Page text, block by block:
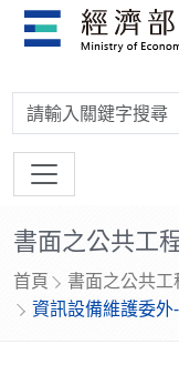
搜尋:
書面之公共工
首頁
書面之公共
資訊設備維護委